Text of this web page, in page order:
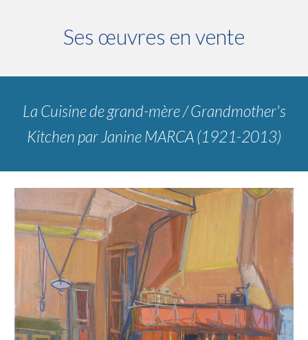
Ses œuvres en vente
La Cuisine de grand-mère / Grandmother's
Kitchen par Janine MARCA (1921-2013)